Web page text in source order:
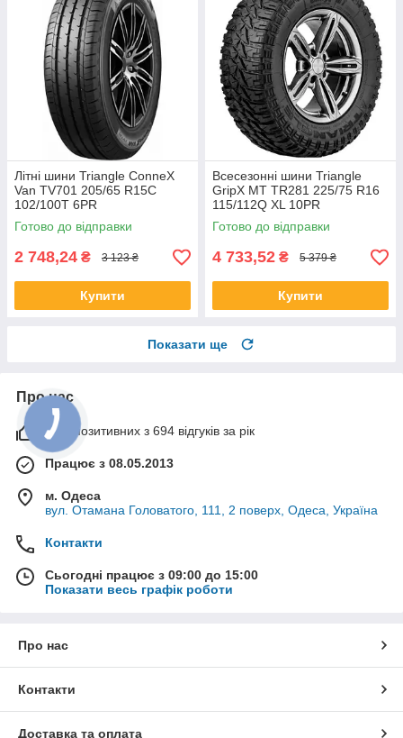
Літні шини Triangle ConneX
Van TV701 205/65 R15C
102/100T 6PR
Готово до відправки
2 748,24 ₴ 3 123 ₴
Купити
Всесезонні шини Triangle
GripX MT TR281 225/75 R16
115/112Q XL 10PR
Готово до відправки
4 733,52 ₴ 5 379 ₴
Купити
Показати ще
Про нас
99% позитивних з 694 відгуків за рік
Працює з 08.05.2013
м. Одеса
вул. Отамана Головатого, 111, 2 поверх, Одеса, Україна
Контакти
Сьогодні працює з 09:00 до 15:00
Показати весь графік роботи
Про нас
Контакти
Доставка та оплата